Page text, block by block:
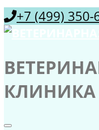
+7 (499) 350-